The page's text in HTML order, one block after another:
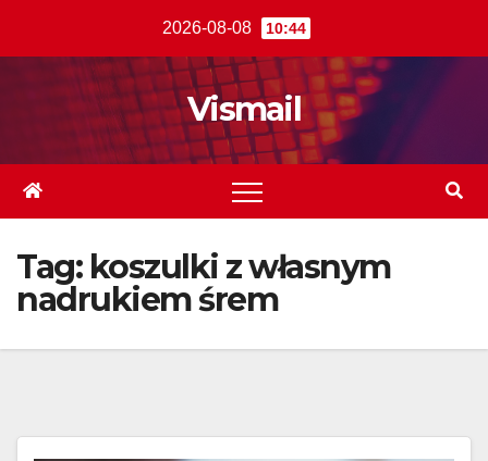
2026-08-08 10:44
Vismail
Tag: koszulki z własnym
nadrukiem śrem